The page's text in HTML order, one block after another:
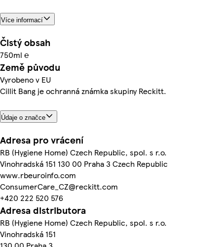
Více informací
Čistý obsah
750ml ℮
Země původu
Vyrobeno v EU
Cillit Bang je ochranná známka skupiny Reckitt.
Údaje o značce
Adresa pro vrácení
RB (Hygiene Home) Czech Republic, spol. s r.o.
Vinohradská 151 130 00 Praha 3 Czech Republic
www.rbeuroinfo.com
ConsumerCare_CZ@reckitt.com
+420 222 520 576
Adresa distributora
RB (Hygiene Home) Czech Republic, spol. s r.o.
Vinohradská 151